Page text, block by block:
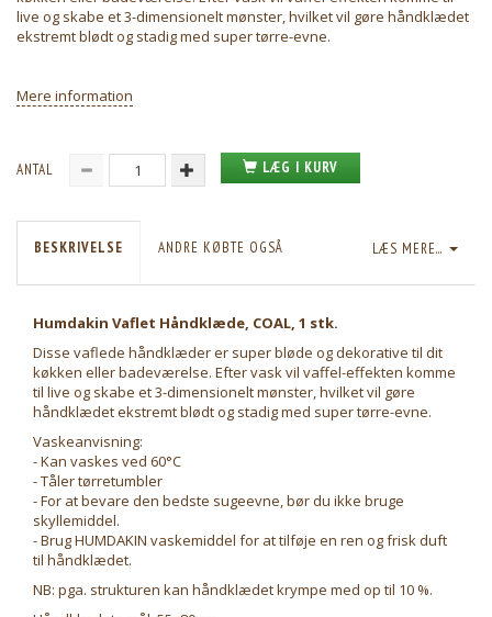
live og skabe et 3-dimensionelt mønster, hvilket vil gøre håndklædet
ekstremt blødt og stadig med super tørre-evne.
Mere information
ANTAL LÆG I KURV
LÆS MERE...
BESKRIVELSE ANDRE KØBTE OGSÅ
Humdakin Vaflet Håndklæde, COAL, 1 stk.
Disse vaflede håndklæder er super bløde og dekorative til dit
køkken eller badeværelse. Efter vask vil vaffel-effekten komme
til live og skabe et 3-dimensionelt mønster, hvilket vil gøre
håndklædet ekstremt blødt og stadig med super tørre-evne.
Vaskeanvisning:
- Kan vaskes ved 60°C
- Tåler tørretumbler
- For at bevare den bedste sugeevne, bør du ikke bruge
skyllemiddel.
- Brug HUMDAKIN vaskemiddel for at tilføje en ren og frisk duft
til håndklædet.
NB: pga. strukturen kan håndklædet krympe med op til 10 %.